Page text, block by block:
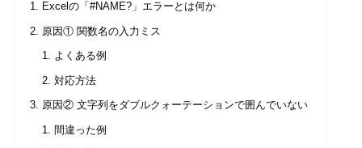
Excelの「#NAME?」エラーとは何か
原因① 関数名の入力ミス
よくある例
対応方法
原因② 文字列をダブルクォーテーションで囲んでいない
間違った例